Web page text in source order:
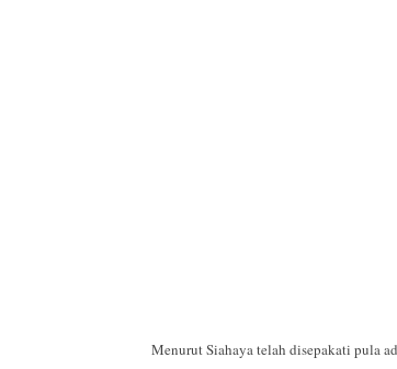
Menurut Siahaya telah disepakati pula